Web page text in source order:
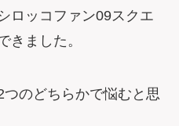
ロッコファン09スクエ
ました。
のどちらかで悩むと思